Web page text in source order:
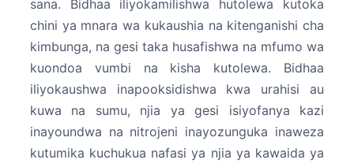
sana. Bidhaa iliyokamilishwa hutolewa kutoka
chini ya mnara wa kukaushia na kitenganishi cha
kimbunga, na gesi taka husafishwa na mfumo wa
kuondoa vumbi na kisha kutolewa. Bidhaa
iliyokaushwa inapooksidishwa kwa urahisi au
kuwa na sumu, njia ya gesi isiyofanya kazi
inayoundwa na nitrojeni inayozunguka inaweza
kutumika kuchukua nafasi ya njia ya kawaida ya